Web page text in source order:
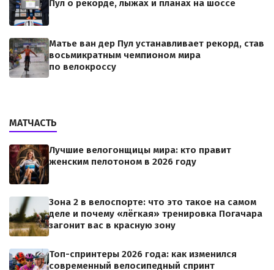
Пул о рекорде, лыжах и планах на шоссе
Матье ван дер Пул устанавливает рекорд, став
восьмикратным чемпионом мира
по велокроссу
МАТЧАСТЬ
Лучшие велогонщицы мира: кто правит
женским пелотоном в 2026 году
Зона 2 в велоспорте: что это такое на самом
деле и почему «лёгкая» тренировка Погачара
загонит вас в красную зону
Топ-спринтеры 2026 года: как изменился
современный велосипедный спринт